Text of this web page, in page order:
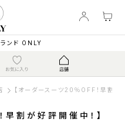
ンド ONLY
【オーダースーツ20％OFF！早割
割が好評開催中！】